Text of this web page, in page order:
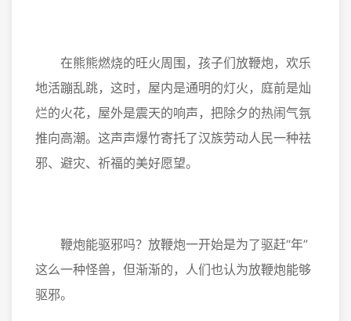
在熊熊燃烧的旺火周围，孩子们放鞭炮，欢乐
地活蹦乱跳，这时，屋内是通明的灯火，庭前是灿
烂的火花，屋外是震天的响声，把除夕的热闹气氛
推向高潮。这声声爆竹寄托了汉族劳动人民一种祛
邪、避灾、祈福的美好愿望。
鞭炮能驱邪吗？放鞭炮一开始是为了驱赶“年”
这么一种怪兽，但渐渐的，人们也认为放鞭炮能够
驱邪。